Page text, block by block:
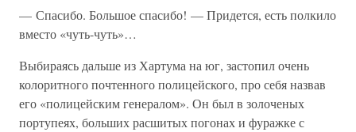
— Спасибо. Большое спасибо! — Придется, есть полкило
вместо «чуть-чуть»…
Выбираясь дальше из Хартума на юг, застопил очень
колоритного почтенного полицейского, про себя назвав
его «полицейским генералом». Он был в золоченых
портупеях, больших расшитых погонах и фуражке с